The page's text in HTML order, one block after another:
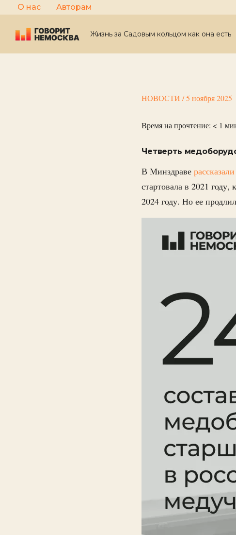
Перейти
к
содержимому
О нас Авторам
Жизнь за Садовым кольцом как она есть
НОВОСТИ /5 ноября 2025
Время на прочтение: < 1
Четверть
В Минздраве рассказали
стартовала в 2021 году,
2024 году. Но ее